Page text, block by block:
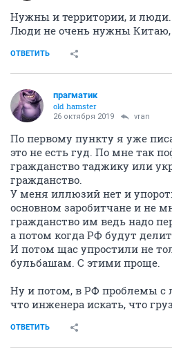
Нужны и территории, и люди.
Люди не очень нужны Китаю,
ОТВЕТИТЬ
прагматик
old hamster
26 октября 2019 vran
По первому пункту я уже
это не есть гуд. По мне так
гражданство таджику или
гражданство.
У меня иллюзий нет и
основном заробитчане и не
гражданство им ведь надо
а потом когда РФ будут
И потом щас упростили не
бульбашам. С этими проще.
Ну и потом, в РФ проблемы с
что инженера искать, что
ОТВЕТИТЬ